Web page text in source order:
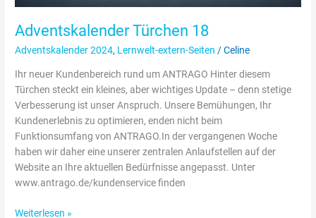
Adventskalender Türchen 18
Adventskalender 2024, Lernwelt-extern-Seiten /Celine
Ihr neuer Kundenbereich rund um ANTRAGO Hinter diesem
Türchen steckt ein kleines, aber wichtiges Update – denn stetige
Verbesserung ist unser Anspruch. Unsere Bemühungen, Ihr
Kundenerlebnis zu optimieren, enden nicht beim
Funktionsumfang von ANTRAGO.In der vergangenen Woche
haben wir daher eine unserer zentralen Anlaufstellen auf der
Website an Ihre aktuellen Bedürfnisse angepasst. Unter
www.antrago.de/kundenservice finden
Weiterlesen »